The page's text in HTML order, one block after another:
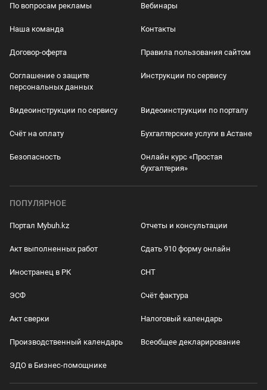
По вопросам рекламы Вебинары
Наша команда Контакты
Договор-оферта Правила пользования сайтом
Соглашение о защите
персональных данных
Инструкции по сервису
Видеоинструкции по сервису Видеоинструкции по порталу
Счёт на оплату Бухгалтерские услуги в Астане
Безопасность
Онлайн курс «Простая
бухгалтерия»
ПОПУЛЯРНОЕ
Портал Mybuh.kz Отчеты и консультации
Акт выполненных работ Сдать 910 форму онлайн
Иностранец в РК СНТ
ЭСФ Счёт фактура
Акт сверки Налоговый календарь
Производственный календарь Всеобщее декларирование
ЭДО в Бизнес-помощнике